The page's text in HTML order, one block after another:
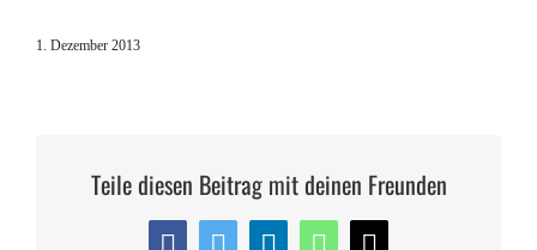
1. Dezember 2013
Teile diesen Beitrag mit deinen Freunden